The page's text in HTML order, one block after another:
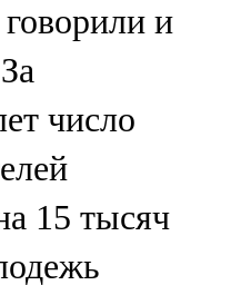
и
число
15 тысяч